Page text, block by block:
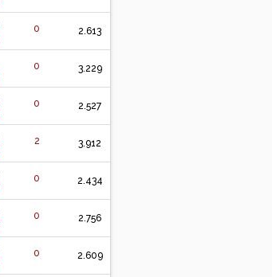
0 2.613
0 3.229
0 2.527
2 3.912
0 2.434
0 2.756
0 2.609